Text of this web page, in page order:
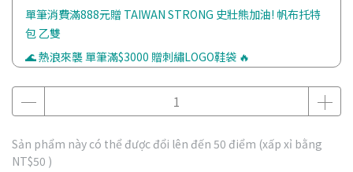
單筆消費滿888元贈 TAIWAN STRONG 史壯熊加油! 帆布托特
包 乙雙
🌊 熱浪來襲 單筆滿$3000 贈刺繡LOGO鞋袋 🔥
Sản phẩm này có thể được đổi lên đến 50 điểm (xấp xỉ bằng
NT$50 )